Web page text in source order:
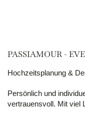
PASSIAMOUR -
Hochzeitsplanung &
Persönlich und
vertrauensvoll. Mit viel